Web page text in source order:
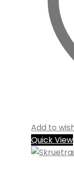
Add to
Quick View